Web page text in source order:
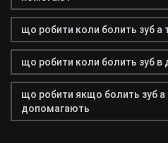
що робити коли болить зуб а
що робити коли болить зуб в
що робити якщо болить зуб а
допомагають